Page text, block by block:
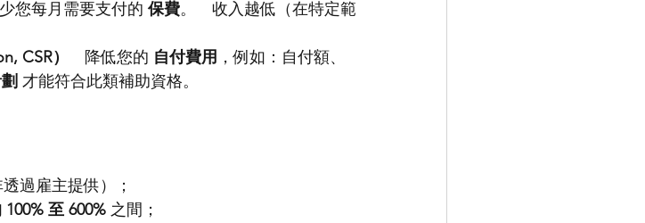
您每月需要支付的 保費。　收入越低（在特定範
CSR）
降低您的 自付費用 ，例如：自付額、
才能符合此類補助資格。
過雇主提供）；
至 600% 之間；